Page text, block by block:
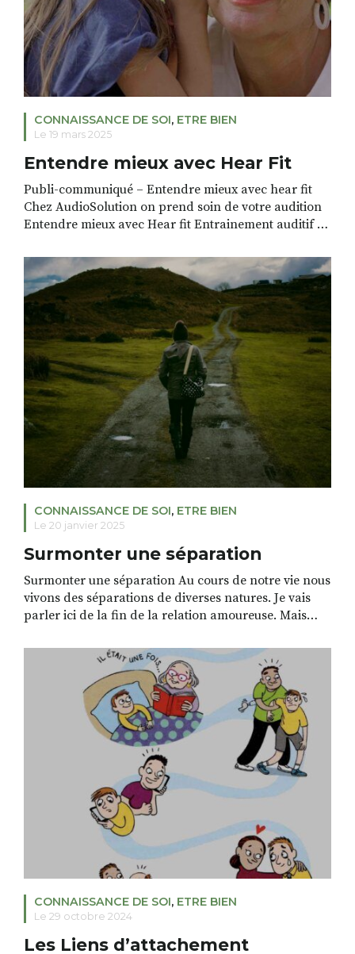
CONNAISSANCE DE SOI, ETRE BIEN
Le 19 mars 2025
Entendre mieux avec Hear Fit
Publi-communiqué – Entendre mieux avec hear fit
Chez AudioSolution on prend soin de votre audition
Entendre mieux avec Hear fit Entrainement auditif à
dispositif Hear Fit est une solution innovante pour
entendre mieux. C’est un outil destiné aux personnes
appareillées. Il stimule le cerveau afin d’améliorer la
compréhension […]
CONNAISSANCE DE SOI, ETRE BIEN
Le 20 janvier 2025
Surmonter une séparation
Surmonter une séparation Au cours de notre vie nous
vivons des séparations de diverses natures. Je vais
parler ici de la fin de la relation amoureuse. Mais
particularités propres, ont beaucoup de points
communs. Le deuil en est un. Comprendre la place
de l’autre, et le vide qu’il peut […]
CONNAISSANCE DE SOI, ETRE BIEN
Le 29 octobre 2024
Les Liens d’attachement